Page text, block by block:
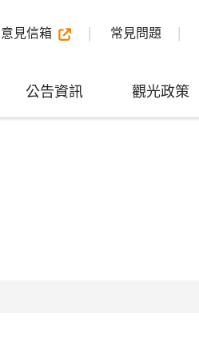
意見信箱 常見問題
公告資訊 觀光政策